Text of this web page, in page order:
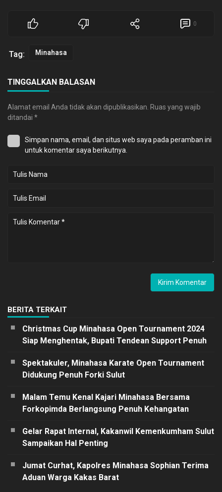
0
Tag: Minahasa
TINGGALKAN BALASAN
Alamat email Anda tidak akan dipublikasikan. Ruas yang wajib
ditandai *
Simpan nama, email, dan situs web saya pada peramban ini
untuk komentar saya berikutnya.
BERITA TERKAIT
Christmas Cup Minahasa Open Tournament 2024
Siap Menghentak, Bupati Tendean Support Penuh
Spektakuler, Minahasa Karate Open Tournament
Didukung Penuh Forki Sulut
Malam Temu Kenal Kajari Minahasa Bersama
Forkopimda Berlangsung Penuh Kehangatan
Gelar Rapat Internal, Kakanwil Kemenkumham Sulut
Sampaikan Hal Penting
Jumat Curhat, Kapolres Minahasa Sophian Terima
Aduan Warga Kakas Barat